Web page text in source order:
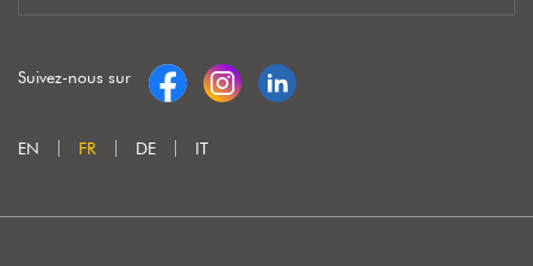
Suivez-nous sur
EN FR DE IT